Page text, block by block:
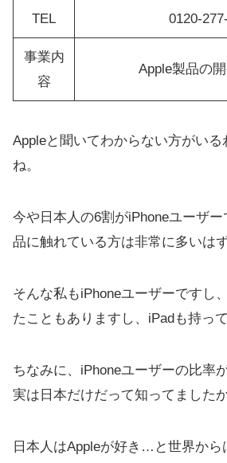
TEL 0120-
事業内
容
Apple製品の
Appleと聞いてわからない方がいる
ね。
今や日本人の6割がiPhoneユーザ
品に触れている方は非常に多いはず
そんな私もiPhoneユーザーですし
たこともありますし、iPadも持って
ちなみに、iPhoneユーザーの比率
実は日本だけだって知ってました
日本人はAppleが好き…と世界から